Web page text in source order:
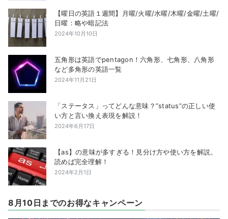
【曜日の英語１週間】月曜/火曜/水曜/木曜/金曜/土曜/
日曜：略や暗記法
2024年10月10日
五角形は英語でpentagon！六角形、七角形、八角形
など多角形の英語一覧
2024年11月21日
「ステータス」ってどんな意味？”status”の正しい使
い方と言い換え表現を解説！
2024年6月17日
【as】の意味が多すぎる！見分け方や使い方を解説。
読めば完全理解！
2024年2月1日
8月10日までのお得なキャンペーン